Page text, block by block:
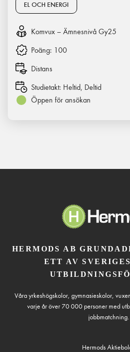
EL OCH ENERGI
Komvux – Ämnesnivå Gy25
Poäng: 100
Distans
Studietakt: Heltid, Deltid
Öppen för ansökan
HERMODS AB
ETT AV
Våra yrkeshögskolor, gymnasieskolor,
varje år över 70 000 personer med
jobbmatchning.
Hermods